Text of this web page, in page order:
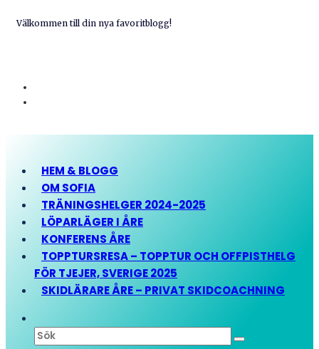
Välkommen till din nya favoritblogg!
HEM & BLOGG
OM SOFIA
TRÄNINGSHELGER 2024-2025
LÖPARLÄGER I ÅRE
KONFERENS ÅRE
TOPPTURSRESA – TOPPTUR OCH OFFPISTHELG
FÖR TJEJER, SVERIGE 2025
SKIDLÄRARE ÅRE – PRIVAT SKIDCOACHNING